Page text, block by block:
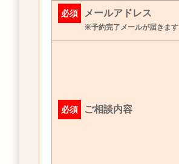
必須 メールアドレス
※予約完了メールが届きます
必須 ご相談内容